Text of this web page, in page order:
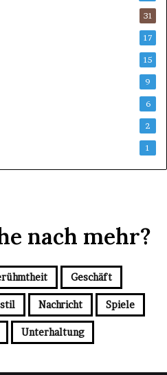
31
17
15
9
6
2
1
nach mehr?
Geschäft
Nachricht Spiele
Unterhaltung